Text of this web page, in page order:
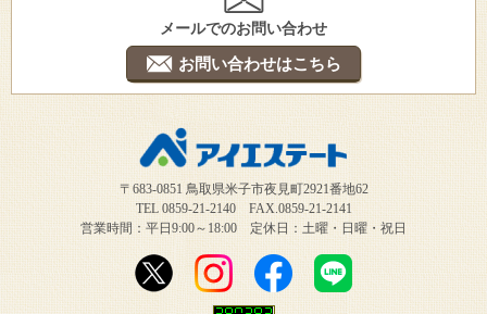
メールでのお問い合わせ
お問い合わせはこちら
〒683-0851 鳥取県米子市夜見町2921番地62
TEL 0859-21-2140 FAX.0859-21-2141
営業時間：平日9:00～18:00 定休日：土曜・日曜・祝日